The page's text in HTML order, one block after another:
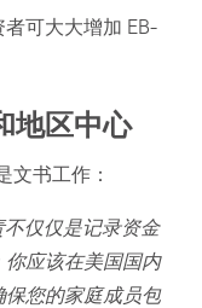
可大大增加 EB-
地区中心
文书工作：
不仅仅是记录资金
应该在美国国内
您的家庭成员包